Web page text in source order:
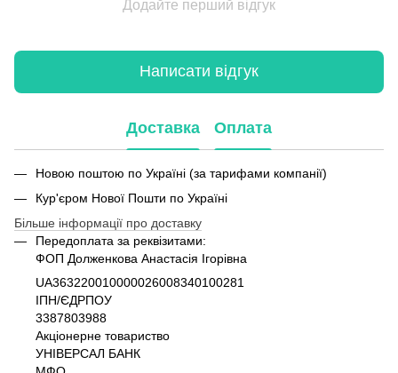
Додайте перший відгук
Написати відгук
Доставка Оплата
Новою поштою по Україні (за тарифами компанії)
Кур'єром Нової Пошти по Україні
Більше інформації про доставку
Передоплата за реквізитами:
ФОП Долженкова Анастасія Ігорівна
UA363220010000026008340100281
ІПН/ЄДРПОУ
3387803988
Акціонерне товариство
УНІВЕРСАЛ БАНК